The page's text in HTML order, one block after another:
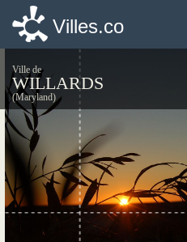
Villes.co
Ville de
WILLARDS
(Maryland)
Villes.co